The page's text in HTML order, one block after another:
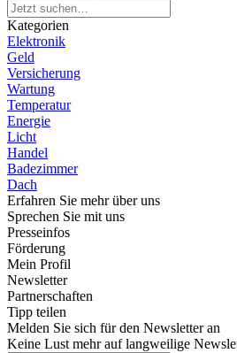
Kategorien
Elektronik
Geld
Versicherung
Wartung
Temperatur
Energie
Licht
Handel
Badezimmer
Dach
Erfahren Sie mehr über uns
Sprechen Sie mit uns
Presseinfos
Förderung
Mein Profil
Newsletter
Partnerschaften
Tipp teilen
Melden Sie sich für den Newsletter an
Keine Lust mehr auf langweilige